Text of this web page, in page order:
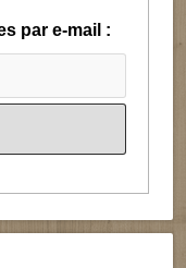
par e-mail :